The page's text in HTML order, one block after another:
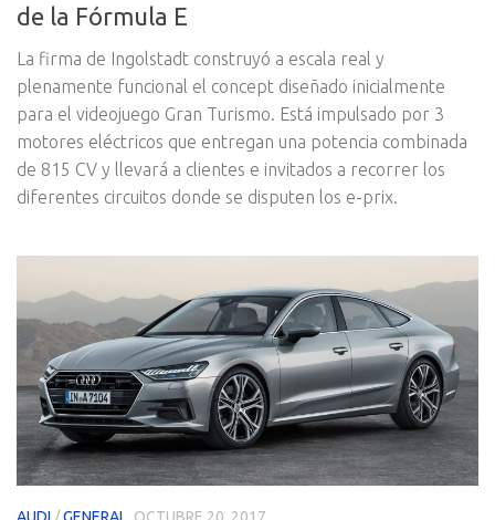
de la Fórmula E
La firma de Ingolstadt construyó a escala real y
plenamente funcional el concept diseñado inicialmente
para el videojuego Gran Turismo. Está impulsado por 3
motores eléctricos que entregan una potencia combinada
de 815 CV y llevará a clientes e invitados a recorrer los
diferentes circuitos donde se disputen los e-prix.
AUDI /GENERAL OCTUBRE 20, 2017